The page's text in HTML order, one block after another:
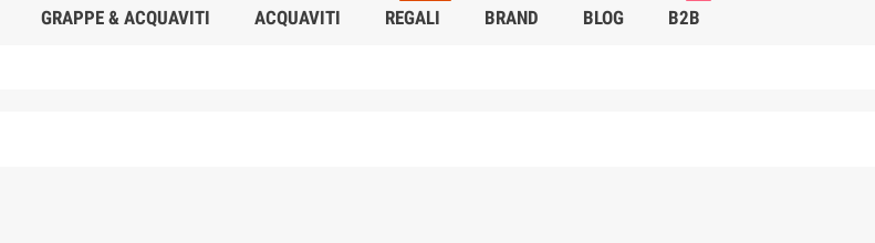
GRAPPE & ACQUAVITI ACQUAVITI REGALI BRAND BLOG B2B